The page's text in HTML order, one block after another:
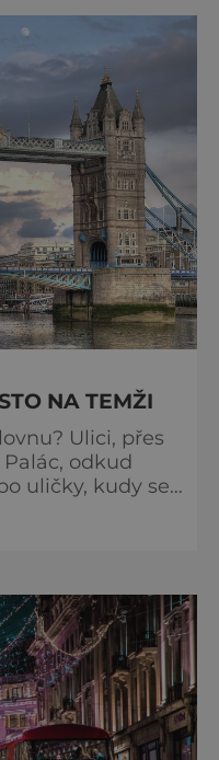
vyzbrojena
vodou, po
několik dní navracela zašlý lesk. [caption
NA TEMŽI
Ulici, přes
odkud
uličky, kudy se
abyste do
viděli vjíždět či